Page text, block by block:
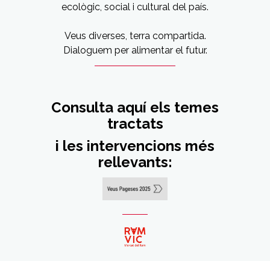
ecològic, social i cultural del país.
Veus diverses, terra compartida.
Dialoguem per alimentar el futur.
Consulta aquí els temes
tractats
i les intervencions més
rellevants: